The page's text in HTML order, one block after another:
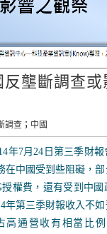
壟斷調查或
調查 ； 中國
年7月24日第三季財
在中國受到些阻礙，
授權費，還有受到中
年第三季財報收入不如
高通營收有相當比